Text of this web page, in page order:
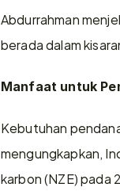
Abdurrahman
berada dalam
Manfaat untuk
Kebutuhan
mengungkapkan,
karbon (NZE) pada